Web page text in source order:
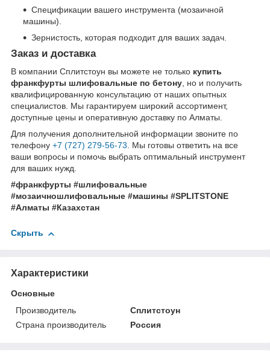
Спецификации вашего инструмента (мозаичной
машины).
Зернистость, которая подходит для ваших задач.
Заказ и доставка
В компании Сплитстоун вы можете не только купить
франкфурты шлифовальные по бетону, но и получить
квалифицированную консультацию от наших опытных
специалистов. Мы гарантируем широкий ассортимент,
доступные цены и оперативную доставку по Алматы.
Для получения дополнительной информации звоните по
телефону +7 (727) 279-56-73. Мы готовы ответить на все
ваши вопросы и помочь выбрать оптимальный инструмент
для ваших нужд.
#франкфурты #шлифовальные
#мозаичношлифовальные #машины #SPLITSTONE
#Алматы #Казахстан
Скрыть
Характеристики
Основные
Производитель
Сплитстоун
Страна производитель
Россия